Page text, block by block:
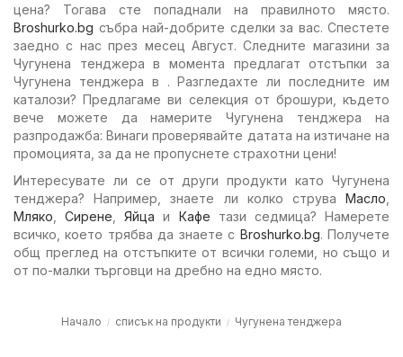
цена? Тогава сте попаднали на правилното място.
Broshurko.bg събра най-добрите сделки за вас. Спестете
заедно с нас през месец Август. Следните магазини за
Чугунена тенджера в момента предлагат отстъпки за
Чугунена тенджера в . Разгледахте ли последните им
каталози? Предлагаме ви селекция от брошури, където
вече можете да намерите Чугунена тенджера на
разпродажба: Винаги проверявайте датата на изтичане на
промоцията, за да не пропуснете страхотни цени!
Интересувате ли се от други продукти като Чугунена
тенджера? Например, знаете ли колко струва Масло
Мляко ,Сирене ,Яйца и Кафе тази седмица? Намерете
всичко, което трябва да знаете с Broshurko.bg. Получете
общ преглед на отстъпките от всички големи, но също и
от по-малки търговци на дребно на едно място.
Начало списък на продукти Чугунена тенджера